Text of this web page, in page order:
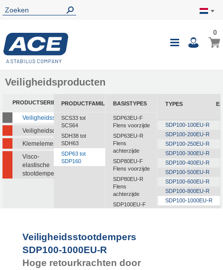
Toggle
00
Veiligheidsproducten
PRODUCTSERIE
Veiligheidsstootdempers
Veiligheidsdempers
Klemelementen
Visco-
elastische
stootdempers
PRODUCTFAMILIE
SCS33 tot
SCS64
SDH38 tot
SDH63
SDP63 tot
SDP160
BASISTYPES
SDP63EU-F
Flens voorzijde
SDP63EU-R
Flens
achterzijde
SDP80EU-F
Flens voorzijde
SDP80EU-R
Flens
achterzijde
SDP100EU-F
achterzijde
SDP120EU-R
TYPES
SDP100-100EU-R
SDP100-200EU-R
SDP100-250EU-R
SDP100-300EU-R
SDP100-400EU-R
SDP100-500EU-R
SDP100-600EU-R
SDP100-800EU-R
SDP100-1000EU-R
Veiligheidsstootdempers
SDP100-1000EU-R
Hoge retourkrachten door